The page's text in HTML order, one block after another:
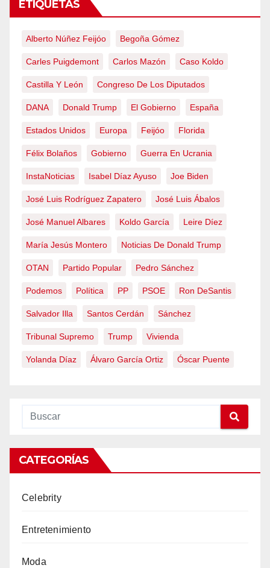
ETIQUETAS
Alberto Núñez Feijóo Begoña Gómez
Carles Puigdemont Carlos Mazón Caso Koldo
Castilla Y León Congreso De Los Diputados
DANA Donald Trump El Gobierno España
Estados Unidos Europa Feijóo Florida
Félix Bolaños Gobierno Guerra En Ucrania
InstaNoticias Isabel Díaz Ayuso Joe Biden
José Luis Rodríguez Zapatero José Luis Ábalos
José Manuel Albares Koldo García Leire Díez
María Jesús Montero Noticias De Donald Trump
OTAN Partido Popular Pedro Sánchez
Podemos Política PP PSOE Ron DeSantis
Salvador Illa Santos Cerdán Sánchez
Tribunal Supremo Trump Vivienda
Yolanda Díaz Álvaro García Ortiz Óscar Puente
CATEGORÍAS
Celebrity
Entretenimiento
Moda